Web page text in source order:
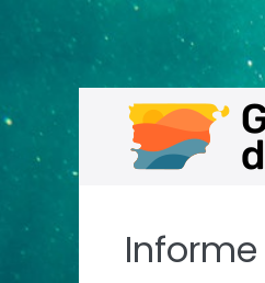
al
contenido
Informe